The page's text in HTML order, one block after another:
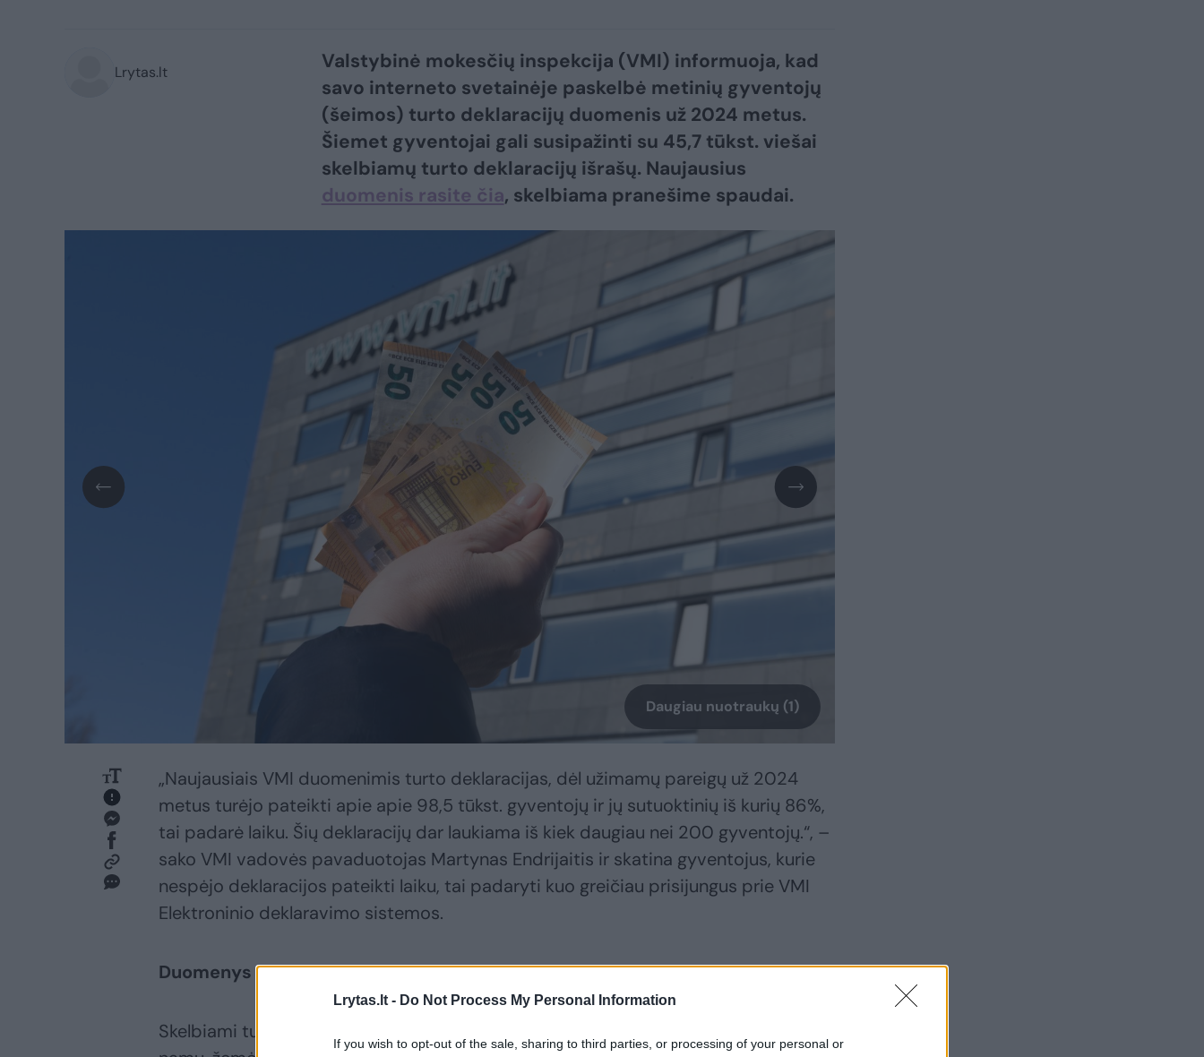
Lrytas.lt - Do Not Process My Personal Information
If you wish to opt-out of the sale, sharing to third parties, or processing of your personal or
Lrytas.lt
Valstybinė mokesčių inspekcija (VMI) informuoja, kad
savo interneto svetainėje paskelbė metinių gyventojų
(šeimos) turto deklaracijų duomenis už 2024 metus.
Šiemet gyventojai gali susipažinti su 45,7 tūkst. viešai
skelbiamų turto deklaracijų išrašų. Naujausius
duomenis rasite čia, skelbiama pranešime spaudai.
Daugiau nuotraukų (1)
„Naujausiais VMI duomenimis turto deklaracijas, dėl užimamų pareigų už 2024
metus turėjo pateikti apie apie 98,5 tūkst. gyventojų ir jų sutuoktinių iš kurių 86%,
tai padarė laiku. Šių deklaracijų dar laukiama iš kiek daugiau nei 200 gyventojų.“, –
sako VMI vadovės pavaduotojas Martynas Endrijaitis ir skatina gyventojus, kurie
nespėjo deklaracijos pateikti laiku, tai padaryti kuo greičiau prisijungus prie VMI
Elektroninio deklaravimo sistemos.
Duomenys pagal turto grupes, viešai skelbiami ne visų deklaracijų išrašai
Skelbiami turto deklaracijų duomenys skirstomi pagal turto grupes (gyvenamųjų